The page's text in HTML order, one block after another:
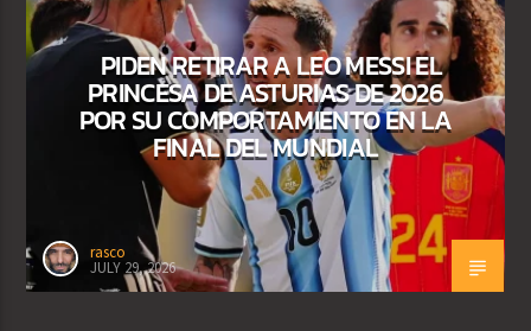
PIDEN RETIRAR A LEO MESSI EL
PRINCESA DE ASTURIAS DE 2026
POR SU COMPORTAMIENTO EN LA
FINAL DEL MUNDIAL
rasco
JULY 29, 2026